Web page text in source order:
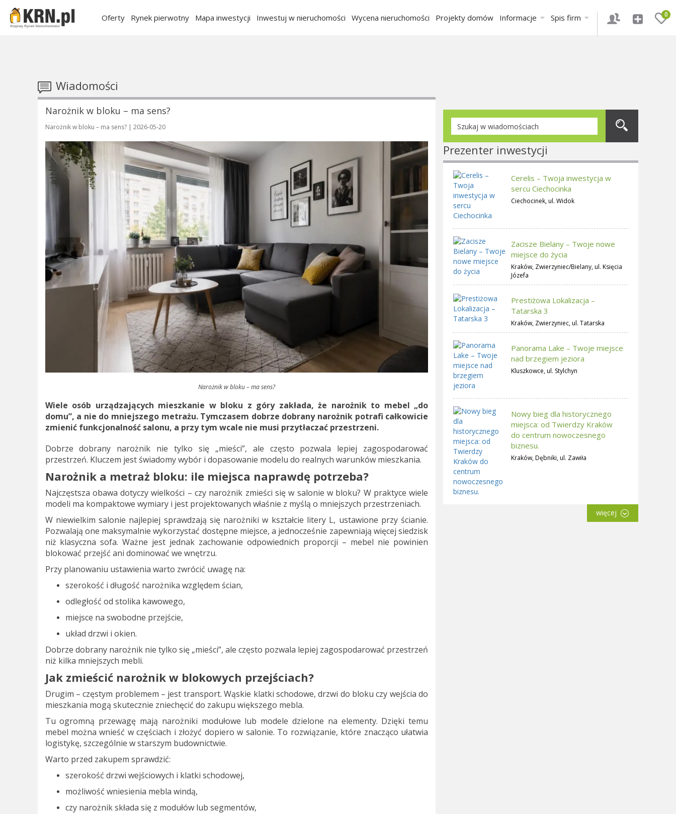
0
Oferty Rynek pierwotny Mapa inwestycji Inwestuj w nieruchomości Wycena nieruchomości Projekty domów Informacje Spis firm
Wiadomości
Narożnik w bloku – ma sens?
Narożnik w bloku – ma sens? | 2026-05-20
Narożnik w bloku – ma sens?
Wiele osób urządzających mieszkanie w bloku z góry zakłada, że narożnik to mebel „do
domu”, a nie do mniejszego metrażu. Tymczasem dobrze dobrany narożnik potrafi całkowicie
zmienić funkcjonalność salonu, a przy tym wcale nie musi przytłaczać przestrzeni.
Dobrze dobrany narożnik nie tylko się „mieści”, ale często pozwala lepiej zagospodarować
przestrzeń. Kluczem jest świadomy wybór i dopasowanie modelu do realnych warunków mieszkania.
Narożnik a metraż bloku: ile miejsca naprawdę potrzeba?
Najczęstsza obawa dotyczy wielkości – czy narożnik zmieści się w salonie w bloku? W praktyce wiele
modeli ma kompaktowe wymiary i jest projektowanych właśnie z myślą o mniejszych przestrzeniach.
W niewielkim salonie najlepiej sprawdzają się narożniki w kształcie litery L, ustawione przy ścianie.
Pozwalają one maksymalnie wykorzystać dostępne miejsce, a jednocześnie zapewniają więcej siedzisk
niż klasyczna sofa. Ważne jest jednak zachowanie odpowiednich proporcji – mebel nie powinien
blokować przejść ani dominować we wnętrzu.
Przy planowaniu ustawienia warto zwrócić uwagę na:
szerokość i długość narożnika względem ścian,
odległość od stolika kawowego,
miejsce na swobodne przejście,
układ drzwi i okien.
Dobrze dobrany narożnik nie tylko się „mieści”, ale często pozwala lepiej zagospodarować przestrzeń
niż kilka mniejszych mebli.
Jak zmieścić narożnik w blokowych przejściach?
Drugim – częstym problemem – jest transport. Wąskie klatki schodowe, drzwi do bloku czy wejścia do
mieszkania mogą skutecznie zniechęcić do zakupu większego mebla.
Tu ogromną przewagę mają narożniki modułowe lub modele dzielone na elementy. Dzięki temu
mebel można wnieść w częściach i złożyć dopiero w salonie. To rozwiązanie, które znacząco ułatwia
logistykę, szczególnie w starszym budownictwie.
Warto przed zakupem sprawdzić:
szerokość drzwi wejściowych i klatki schodowej,
możliwość wniesienia mebla windą,
czy narożnik składa się z modułów lub segmentów,
Prezenter inwestycji
Cerelis – Twoja inwestycja w
sercu Ciechocinka
Ciechocinek, ul. Widok
Zacisze Bielany – Twoje nowe
miejsce do życia
Kraków, Zwierzyniec/Bielany, ul. Księcia
Józefa
Prestiżowa Lokalizacja –
Tatarska 3
Kraków, Zwierzyniec, ul. Tatarska
Panorama Lake – Twoje miejsce
nad brzegiem jeziora
Kluszkowce, ul. Stylchyn
Nowy bieg dla historycznego
miejsca: od Twierdzy Kraków
do centrum nowoczesnego
biznesu.
Kraków, Dębniki, ul. Zawiła
więcej